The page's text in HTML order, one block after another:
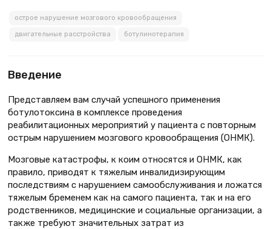
острое нарушение мозгового кровообращения
двигательные расстройства ботулинотерапия
Введение
Представляем вам случай успешного применения
ботулотоксина в комплексе проведения
реабилитационных мероприятий у пациента с повторным
острым нарушением мозгового кровообращения (ОНМК).
Мозговые катастрофы, к коим относятся и ОНМК, как
правило, приводят к тяжелым инвалидизирующим
последствиям с нарушением самообслуживания и ложатся
тяжелым бременем как на самого пациента, так и на его
родственников, медицинские и социальные организации, а
также требуют значительных затрат из